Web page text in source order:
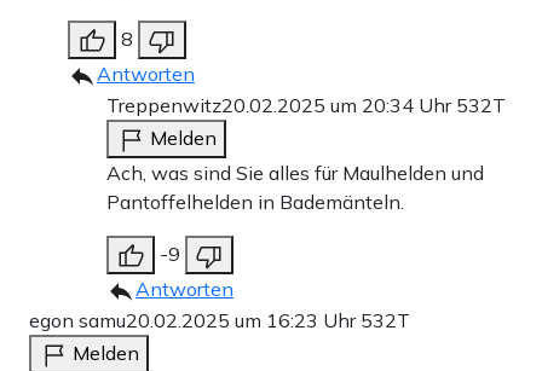
8
Antworten
Treppenwitz20.02.2025 um 20:34 Uhr 532T
Melden
Ach, was sind Sie alles für Maulhelden und
Pantoffelhelden in Bademänteln.
-9
Antworten
egon samu20.02.2025 um 16:23 Uhr 532T
Melden